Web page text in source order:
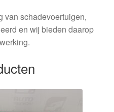
van schadevoertuigen,
en wij bieden daarop